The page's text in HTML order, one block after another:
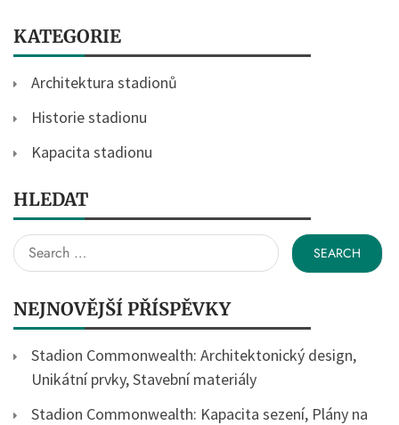
KATEGORIE
Architektura stadionů
Historie stadionu
Kapacita stadionu
HLEDAT
Search
for:
NEJNOVĚJŠÍ PŘÍSPĚVKY
Stadion Commonwealth: Architektonický design,
Unikátní prvky, Stavební materiály
Stadion Commonwealth: Kapacita sezení, Plány na